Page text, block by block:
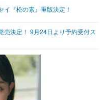
『松の素』重版決定！
売決定！ 9月24日より予約受付ス